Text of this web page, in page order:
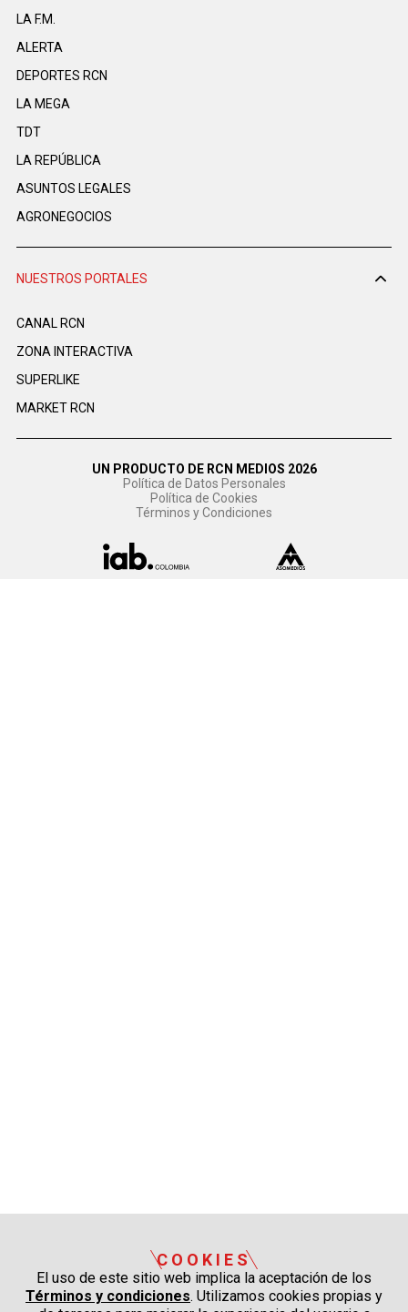
LA F.M.
ALERTA
DEPORTES RCN
LA MEGA
TDT
LA REPÚBLICA
ASUNTOS LEGALES
AGRONEGOCIOS
NUESTROS PORTALES
CANAL RCN
ZONA INTERACTIVA
SUPERLIKE
MARKET RCN
UN PRODUCTO DE RCN MEDIOS 2026
Política de Datos Personales
Política de Cookies
Términos y Condiciones
COOKIES
El uso de este sitio web implica la aceptación de los
Términos y condiciones. Utilizamos cookies propias y